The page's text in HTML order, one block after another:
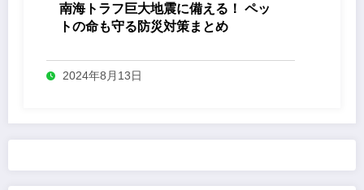
南海トラフ巨大地震に備える！ ペッ
トの命も守る防災対策まとめ
2024年8月13日